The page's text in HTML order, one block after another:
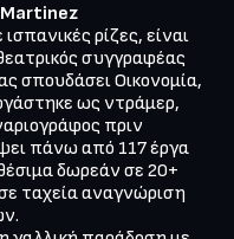
Martinez
ρίζες, είναι
συγγραφέας
σπουδάσει Οικονομία,
ως ντράμερ,
πριν
πάνω από 117 έργα
δωρεάν σε 20+
ταχεία αναγνώριση